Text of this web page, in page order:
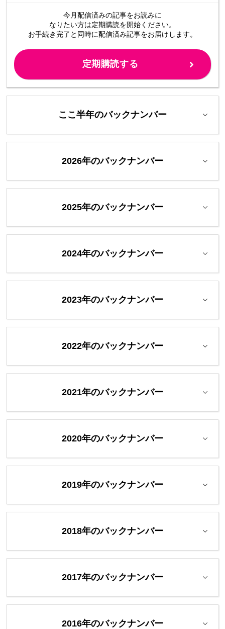
今月配信済みの記事をお読みに
なりたい方は定期購読を開始ください。
お手続き完了と同時に配信済み記事をお届けします。
定期購読する
ここ半年のバックナンバー
2026年のバックナンバー
2025年のバックナンバー
2024年のバックナンバー
2023年のバックナンバー
2022年のバックナンバー
2021年のバックナンバー
2020年のバックナンバー
2019年のバックナンバー
2018年のバックナンバー
2017年のバックナンバー
2016年のバックナンバー